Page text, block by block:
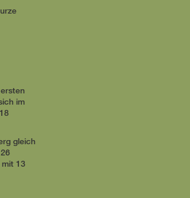
im
gleich
13